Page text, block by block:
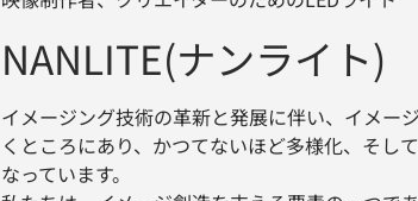
NANLITE(ナンライト)
イメージング技術の革新と発展に伴い、イメー
くところにあり、かつてないほど多様化、そし
なっています。